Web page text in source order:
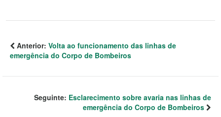
Anterior: Volta ao funcionamento das linhas de
emergência do Corpo de Bombeiros
Seguinte: Esclarecimento sobre avaria nas linhas de
emergência do Corpo de Bombeiros